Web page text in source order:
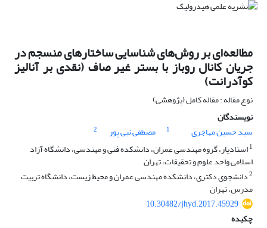
مطالعه‌ای بر روش‌های شناسایی ساختارهای منسجم در
جریان کانال روباز با بستر غیر صاف (نقدی بر آنالیز
کوآدرانت)
نوع مقاله : مقاله کامل (پژوهشی)
نویسندگان
سید حسین مهاجری
1 مصطفی نبی پور
2
1استادیار، گروه مهندسی عمران، دانشکده فنی و مهندسی، دانشگاه آزاد
اسلامی واحد علوم و تحقیقات، تهران
2دانشجوی دکتری، دانشکده مهندسی عمران و محیط زیست، دانشگاه تربیت
مدرس، تهران
10.30482/jhyd.2017.45929
چکیده